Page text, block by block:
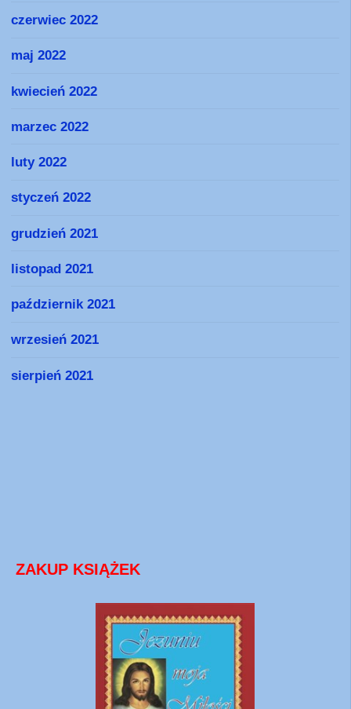
czerwiec 2022
maj 2022
kwiecień 2022
marzec 2022
luty 2022
styczeń 2022
grudzień 2021
listopad 2021
październik 2021
wrzesień 2021
sierpień 2021
ZAKUP KSIĄŻEK